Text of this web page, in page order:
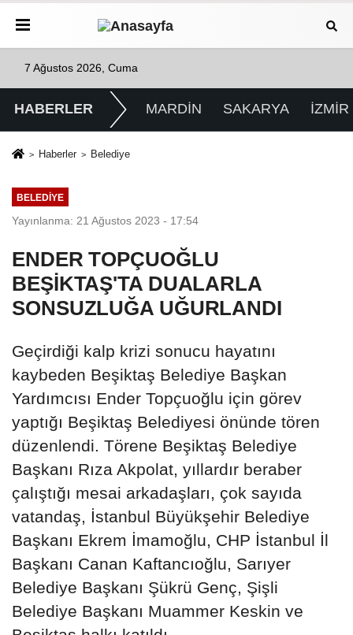
7 Ağustos 2026, Cuma
HABERLER MARDİN SAKARYA İZMİR
Haberler Belediye
BELEDIYE
Yayınlanma: 21 Ağustos 2023 - 17:54
ENDER TOPÇUOĞLU
BEŞİKTAŞ'TA DUALARLA
SONSUZLUĞA UĞURLANDI
Geçirdiği kalp krizi sonucu hayatını
kaybeden Beşiktaş Belediye Başkan
Yardımcısı Ender Topçuoğlu için görev
yaptığı Beşiktaş Belediyesi önünde tören
düzenlendi. Törene Beşiktaş Belediye
Başkanı Rıza Akpolat, yıllardır beraber
çalıştığı mesai arkadaşları, çok sayıda
vatandaş, İstanbul Büyükşehir Belediye
Başkanı Ekrem İmamoğlu, CHP İstanbul İl
Başkanı Canan Kaftancıoğlu, Sarıyer
Belediye Başkanı Şükrü Genç, Şişli
Belediye Başkanı Muammer Keskin ve